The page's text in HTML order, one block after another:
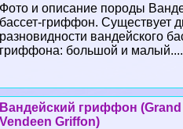
Фото и описание породы
бассет-гриффон. Существует
разновидности вандейского
гриффона: большой и малый....
Вандейский гриффон (Grand
Vendeen Griffon)